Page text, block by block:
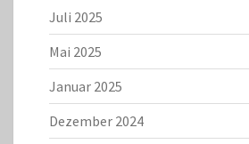
Juli 2025
Mai 2025
Januar 2025
Dezember 2024